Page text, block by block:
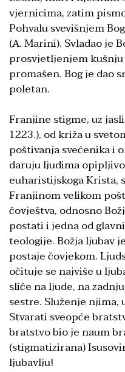
vjernicima, zatim
Pohvalu svevišnjem
(A. Marini). Svladao je
prosvjetljenjem
promašen. Bog je dao
poletan.
Franjine stigme, uz
1223.), od križa u
poštivanja svećenika i
daruju ljudima
euharistijskoga Krista,
Franjinom velikom
čovještva, odnosno
postati i jedna od
teologije. Božja ljubav
postaje čovjekom.
očituje se najviše u
sliče na ljude, na
sestre. Služenje njima,
Stvarati sveopće
bratstvo bio je naum
(stigmatizirana)
ljubavlju!